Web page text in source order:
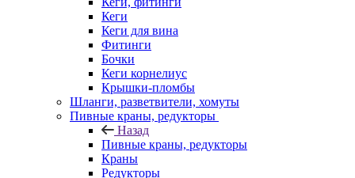
Кеги
Кеги для вина
Фитинги
Бочки
Кеги корнелиус
Крышки-пломбы
Шланги, разветвители, хомуты
Пивные краны, редукторы
Назад
Пивные краны, редукторы
Краны
Редукторы